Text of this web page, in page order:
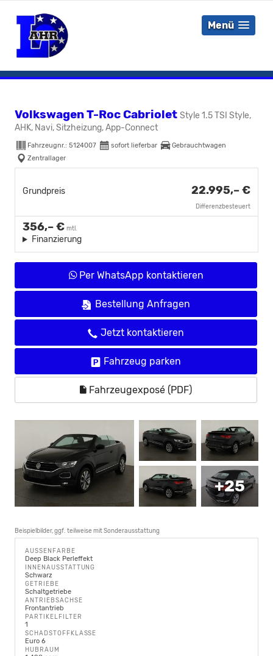
Menü
Volkswagen T-Roc Cabriolet Style 1.5 TSI Style,
AHK, Navi, Sitzheizung, App-Connect
Fahrzeugnr.: 5124007 sofort lieferbar
Gebrauchtwagen
Zentrallager
Grundpreis 22.995,– €
Differenzbesteuert
356,– € mtl.
Finanzierung
Per WhatsApp kontaktieren
Bestellung Anfragen
Jetzt kontaktieren
Fahrzeug parken
Fahrzeugexposé (PDF)
+25
Beispielbilder, ggf. teilweise mit Sonderausstattung
AUSSENFARBE
Deep Black Perleffekt
INNENAUSSTATTUNG
Schwarz
GETRIEBE
Schaltgetriebe
ANTRIEBSACHSE
Frontantrieb
PARTIKELFILTER
1
SCHADSTOFFKLASSE
Euro 6
HUBRAUM